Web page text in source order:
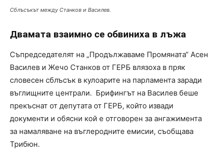
Сблъсъкът между Станков и Василев.
Двамата взаимно се обвиниха в лъжа
Съпредседателят на „Продължаваме Промяната“ Асен
Василев и Жечо Станков от ГЕРБ влязоха в пряк
словесен сблъсък в кулоарите на парламента заради
въглищните централи. Брифингът на Василев беше
прекъснат от депутата от ГЕРБ, който извади
документи и обясни кой е отговорен за ангажимента
за намаляване на въглеродните емисии, съобщава
Трибюн.